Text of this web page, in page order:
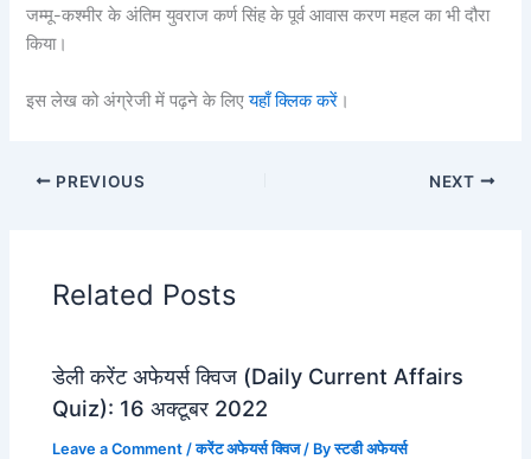
जम्मू-कश्मीर के अंतिम युवराज कर्ण सिंह के पूर्व आवास करण महल का भी दौरा
किया।
इस लेख को अंग्रेजी में पढ़ने के लिएयहाँ क्लिक करें ।
PREVIOUS NEXT
Related Posts
डेली करेंट अफेयर्स क्विज (Daily Current Affairs
Quiz): 16 अक्टूबर 2022
Leave a Comment /करेंट अफेयर्स क्विज/ Byस्टडी अफेयर्स